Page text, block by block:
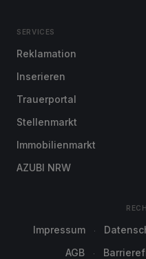
SERVICES
Reklamation
Inserieren
Trauerportal
Stellenmarkt
Immobilienmarkt
AZUBI NRW
Impressum
AGB